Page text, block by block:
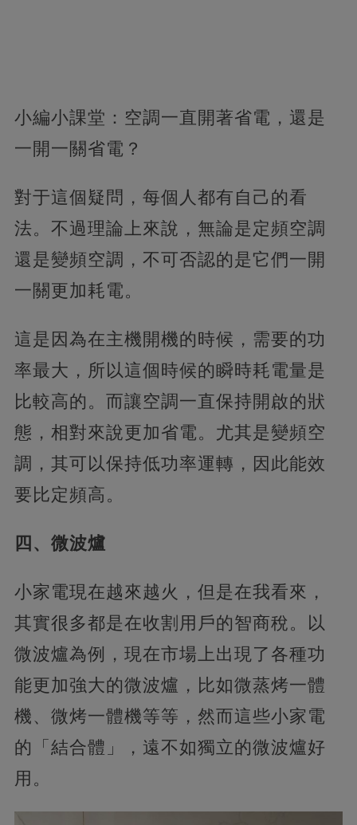
小編小課堂：空調一直開著省電，還是
一開一關省電？
對于這個疑問，每個人都有自己的看
法。不過理論上來說，無論是定頻空調
還是變頻空調，不可否認的是它們一開
一關更加耗電。
這是因為在主機開機的時候，需要的功
率最大，所以這個時候的瞬時耗電量是
比較高的。而讓空調一直保持開啟的狀
態，相對來說更加省電。尤其是變頻空
調，其可以保持低功率運轉，因此能效
要比定頻高。
四、微波爐
小家電現在越來越火，但是在我看來，
其實很多都是在收割用戶的智商稅。以
微波爐為例，現在市場上出現了各種功
能更加強大的微波爐，比如微蒸烤一體
機、微烤一體機等等，然而這些小家電
的「結合體」，遠不如獨立的微波爐好
用。